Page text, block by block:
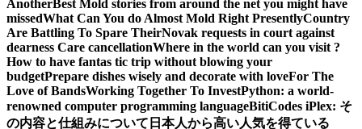
AnotherBest Mold stories from around the net you might have
missedWhat Can You do Almost Mold Right PresentlyCountry
Are Battling To Spare TheirNovak requests in court against
dearness Care cancellationWhere in the world can you visit ?
How to have fantas tic trip without blowing your
budgetPrepare dishes wisely and decorate with loveFor The
Love of BandsWorking Together To InvestPython: a world-
renowned computer programming languageBitiCodes iPlex: そ
の内容と仕組みについて 日本人から高い人気を得ている